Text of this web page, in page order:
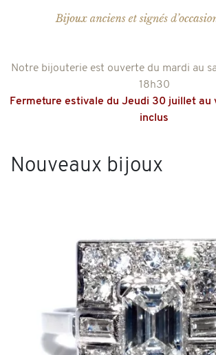
Notre bijouterie est ouverte du mardi au
18h30
Fermeture estivale du Jeudi 30 juillet au
inclus
Nouveaux bijoux